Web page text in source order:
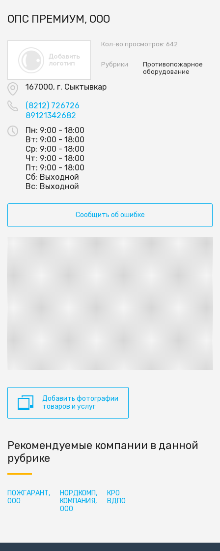
ОПС ПРЕМИУМ, ООО
Кол-во просмотров: 642
Рубрики
Противопожарное
оборудование
167000, г. Сыктывкар
(8212) 726726
89121342682
Пн: 9:00 - 18:00
Вт: 9:00 - 18:00
Ср: 9:00 - 18:00
Чт: 9:00 - 18:00
Пт: 9:00 - 18:00
Сб: Выходной
Вс: Выходной
Сообщить об ошибке
Добавить фотографии
товаров и услуг
Рекомендуемые компании в данной
рубрике
ПОЖГАРАНТ,
ООО
НОРДКОМП,
КОМПАНИЯ,
ООО
КРО
ВДПО